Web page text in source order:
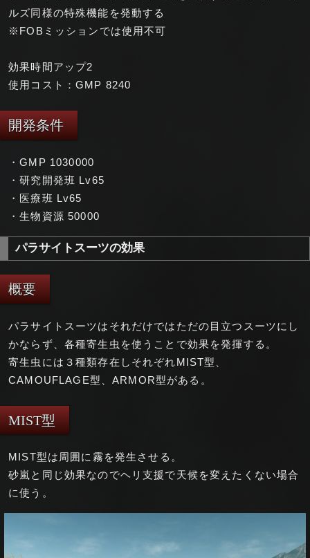
ルズ同様の特殊機能を発動する
※FOBミッションでは使用不可
効果時間アップ2
使用コスト：GMP 8240
開発条件
・GMP 1030000
・研究開発班 Lv65
・医療班 Lv65
・生物資源 50000
パラサイトスーツの効果
概要
パラサイトスーツはそれだけではただの目立つスーツにし
かならず、各種寄生虫を使うことで効果を発揮する。
寄生虫には３種類存在しそれぞれMIST型、
CAMOUFLAGE型、ARMOR型がある。
MIST型
MIST型は周囲に霧を発生させる。
砂嵐と同じ効果なのでヘリ支援で天候を変えたくない場合
に使う。